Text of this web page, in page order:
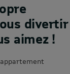
divertir
aimez !